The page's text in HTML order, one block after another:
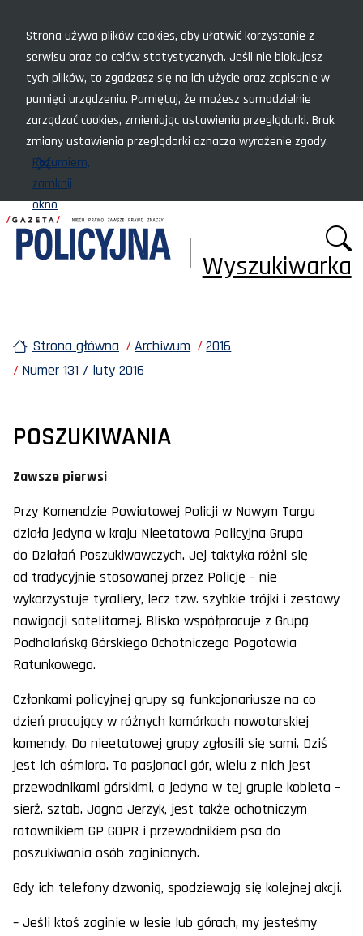
Strona używa plików cookies, aby ułatwić korzystanie z
serwisu oraz do celów statystycznych. Jeśli nie blokujesz
tych plików, to zgadzasz się na ich użycie oraz zapisanie w
pamięci urządzenia. Pamiętaj, że możesz samodzielnie
zarządzać cookies, zmieniając ustawienia przeglądarki. Brak
zmiany ustawienia przeglądarki oznacza wyrażenie zgody.
Rozumiem,
zamknij
okno
Wyszukiwarka
Strona główna Archiwum
2016
Numer 131 / luty 2016
POSZUKIWANIA
Zawsze pierwsi
Przy Komendzie Powiatowej Policji w Nowym Targu
działa jedyna w kraju Nieetatowa Policyjna Grupa
do Działań Poszukiwawczych. Jej taktyka różni się
od tradycyjnie stosowanej przez Policję – nie
wykorzystuje tyraliery, lecz tzw. szybkie trójki i zestawy
nawigacji satelitarnej. Blisko współpracuje z Grupą
Podhalańską Górskiego Ochotniczego Pogotowia
Ratunkowego.
Członkami policyjnej grupy są funkcjonariusze na co
dzień pracujący w różnych komórkach nowotarskiej
komendy. Do nieetatowej grupy zgłosili się sami. Dziś
jest ich ośmioro. To pasjonaci gór, wielu z nich jest
przewodnikami górskimi, a jedyna w tej grupie kobieta –
sierż. sztab. Jagna Jerzyk, jest także ochotniczym
ratownikiem GP GOPR i przewodnikiem psa do
poszukiwania osób zaginionych.
Gdy ich telefony dzwonią, spodziewają się kolejnej akcji.
– Jeśli ktoś zaginie w lesie lub górach, my jesteśmy